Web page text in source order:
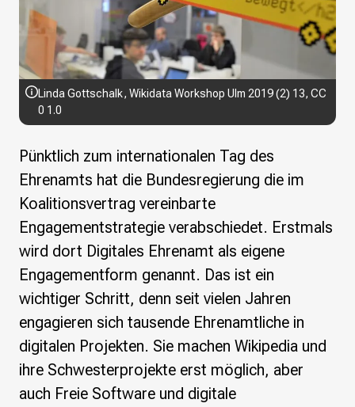
Wikimedia Deutschland wird 20!
Featured
Wikipedia
Wikidata
Wikimedia Commons
Initiativen für freies Wisses
Bündnis Freie Bildung
Bündnis F5
Das ABC des Freien Wissens
Das WikiLibrary Manifest
GLAM – Kultur- und Gedächtnisinstitutionen
Lizenzhinweisgenerator
Monsters of Law
Offene Kulturdaten
Projekt Technische Wünsche
re•shape
Verschlusssache Prüfung
Wissen. Macht. Gerechtigkeit.
Linda Gottschalk, Wikidata Workshop Ulm 2019 (2) 13, CC
0 1.0
Pünktlich zum internationalen Tag des
Ehrenamts hat die Bundesregierung die im
Koalitionsvertrag vereinbarte
Engagementstrategie verabschiedet. Erstmals
wird dort Digitales Ehrenamt als eigene
Engagementform genannt. Das ist ein
wichtiger Schritt, denn seit vielen Jahren
engagieren sich tausende Ehrenamtliche in
digitalen Projekten. Sie machen Wikipedia und
ihre Schwesterprojekte erst möglich, aber
auch Freie Software und digitale